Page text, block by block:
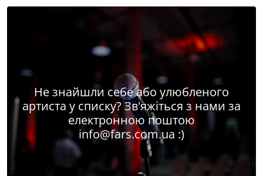
Не знайшли себе або улюбленого
артиста у списку? Зв'яжіться з нами за
електронною поштою
info@fars.com.ua :)